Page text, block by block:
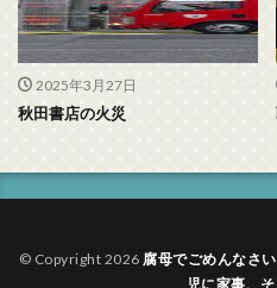
2025年3月27日
秋田書店の火災
© Copyright 2026 腐母でごめんなさ
児に家事、